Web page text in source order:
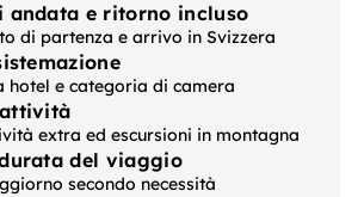
andata e ritorno incluso
di partenza e arrivo in Svizzera
hotel e categoria di camera
extra ed escursioni in montagna
del viaggio
secondo necessità